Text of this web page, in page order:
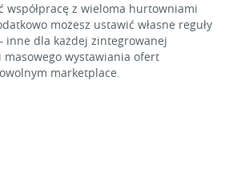
współpracę z wieloma hurtowniami
możesz ustawić własne reguły
dla każdej zintegrowanej
wystawiania ofert
marketplace.